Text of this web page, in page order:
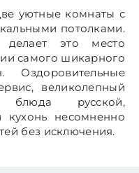
уютные комнаты с
потолками.
это место
самого шикарного
великолепный
блюда русской,
кухонь несомненно
без исключения.